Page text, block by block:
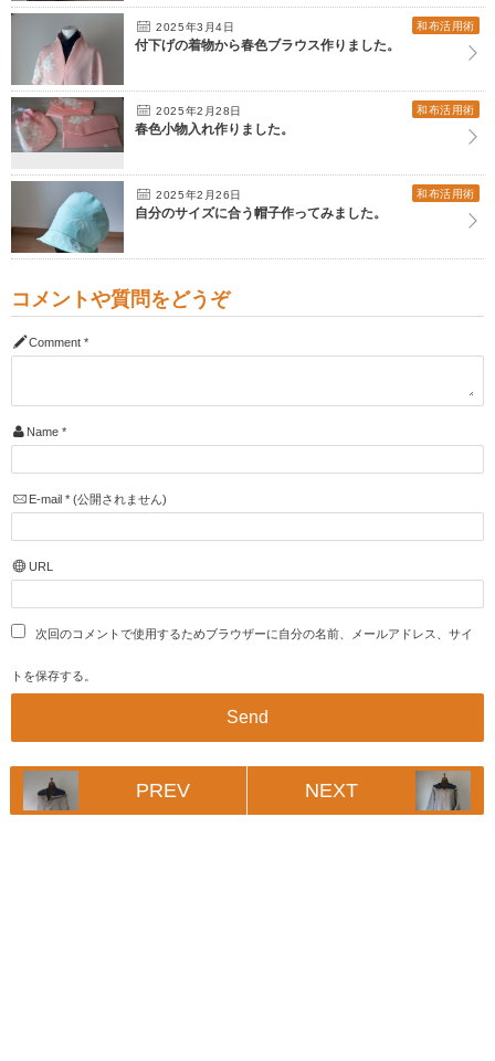
2025年3月4日 和布活用術
付下げの着物から春色ブラウス作りました。
2025年2月28日 和布活用術
春色小物入れ作りました。
2025年2月26日 和布活用術
自分のサイズに合う帽子作ってみました。
コメントや質問をどうぞ
Comment *
Name *
E-mail *(公開されません)
URL
次回のコメントで使用するためブラウザーに自分の名前、メールアドレス、サイ
トを保存する。
PREV NEXT